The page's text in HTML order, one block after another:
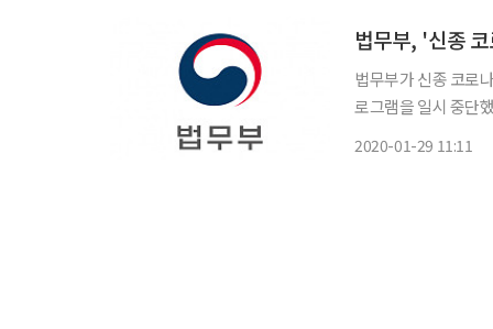
법무부, '신종
법무부가 신종 코로
로그램을 일시 중단했다. 법무부는 28일부터 외국인의 생활적응 교육 프로
2020-01-29 11:11